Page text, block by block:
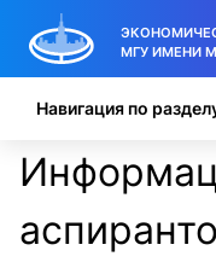
МГУ ИМЕНИ
Навигация по